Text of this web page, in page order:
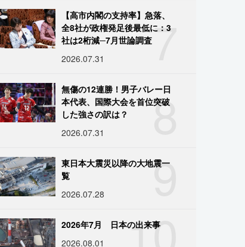
7
【高市内閣の支持率】急落、
全8社が政権発足後最低に：3
社は2桁減─7月世論調査
2026.07.31
8
無傷の12連勝！男子バレー日
本代表、国際大会を首位突破
した強さの訳は？
2026.07.31
9
東日本大震災以降の大地震一
覧
2026.07.28
10
2026年7月 日本の出来事
2026.08.01